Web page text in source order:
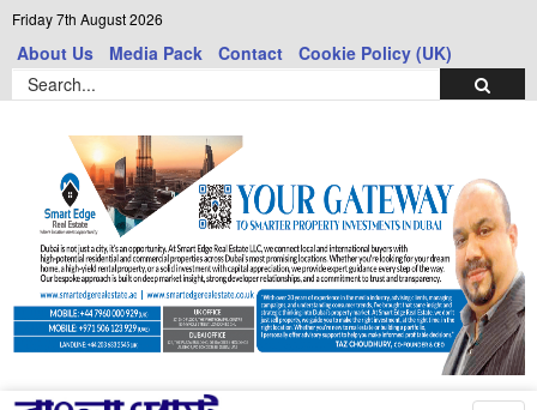
Friday 7th August 2026
About Us Media Pack Contact Cookie Policy (UK)